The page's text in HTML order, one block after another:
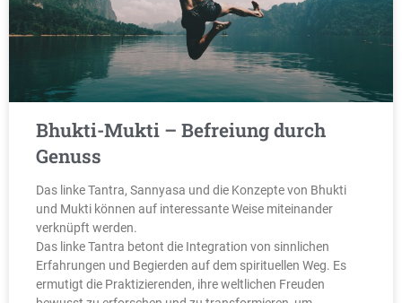
Bhukti-Mukti – Befreiung durch
Genuss
Das linke Tantra, Sannyasa und die Konzepte von Bhukti
und Mukti können auf interessante Weise miteinander
verknüpft werden.
Das linke Tantra betont die Integration von sinnlichen
Erfahrungen und Begierden auf dem spirituellen Weg. Es
ermutigt die Praktizierenden, ihre weltlichen Freuden